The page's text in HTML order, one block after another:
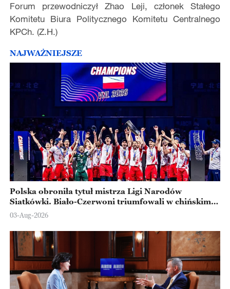
Forum przewodniczył Zhao Leji, członek Stałego
Komitetu Biura Politycznego Komitetu Centralnego
KPCh. (Z.H.)
NAJWAŻNIEJSZE
Polska obroniła tytuł mistrza Ligi Narodów
Siatkówki. Biało-Czerwoni triumfowali w chińskim
Ningbo
03-Aug-2026